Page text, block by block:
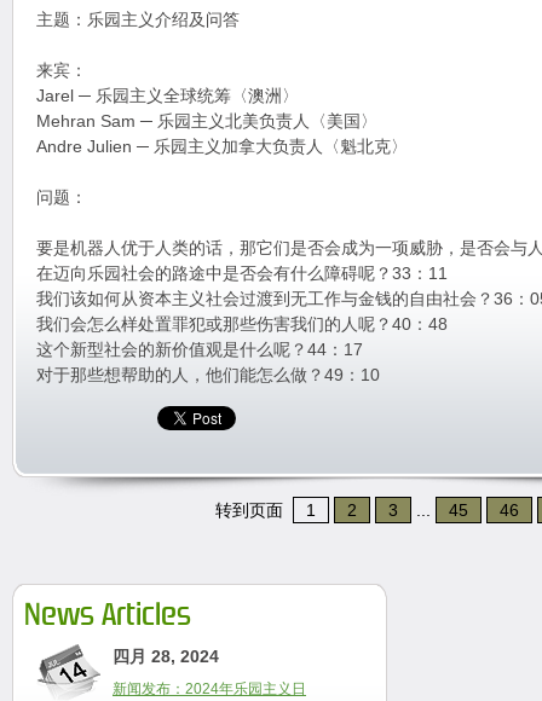
主题：乐园主义介绍及问答
来宾：
Jarel ─ 乐园主义全球统筹〈澳洲〉
Mehran Sam ─ 乐园主义北美负责人〈美国〉
Andre Julien ─ 乐园主义加拿大负责人〈魁北克〉
问题：
要是机器人优于人类的话，那它们是否会成为一项威胁，是否会与
在迈向乐园社会的路途中是否会有什么障碍呢？33：11
我们该如何从资本主义社会过渡到无工作与金钱的自由社会？36：
我们会怎么样处置罪犯或那些伤害我们的人呢？40：48
这个新型社会的新价值观是什么呢？44：17
对于那些想帮助的人，他们能怎么做？49：10
转到页面 1 2 3 45 46
News Articles
四月 28, 2024
新闻发布：2024年乐园主义日